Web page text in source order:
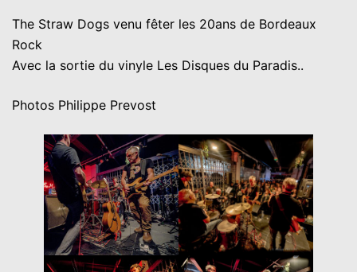
The Straw Dogs venu fêter les 20ans de Bordeaux
Rock
Avec la sortie du vinyle Les Disques du Paradis..
Photos Philippe Prevost